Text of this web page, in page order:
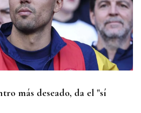
el mar Rojo en un
más deseado, da el "sí